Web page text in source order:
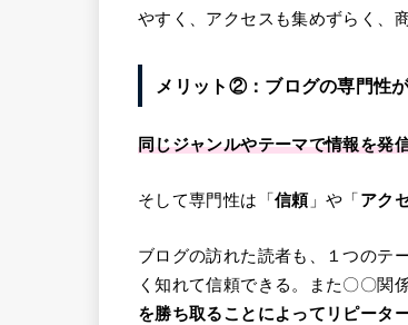
やすく、アクセスも集めずらく、
メリット②：ブログの専門性
同じジャンルやテーマで情報を発
そして専門性は「 信頼 」や「 アク
ブログの訪れた読者も、１つのテ
く知れて信頼できる。また〇〇関
を勝ち取ることによってリピータ